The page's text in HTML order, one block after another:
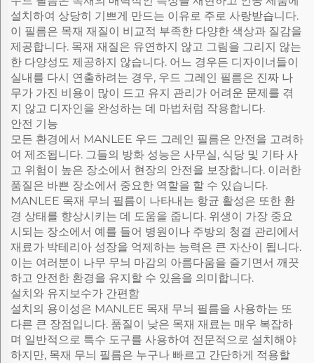
설치하여 상당히 기쁘게 만드는 이유로 주로 사랑받습니다.
이 필름은 목재 재질이 비교적 부족한 다양한 색상과 질감을
제공합니다. 목재 재질은 유연하지 않고 그림을 그리지 않는
한 다양성도 제공하지 않습니다. 어느 경우든 디자이너들이
실내를 다시 연출하려는 경우, 우드 그레인 필름은 진짜 나
무가 가진 비용이 많이 드고 유지 관리가 어려운 문제를 겪
지 않고 디자인을 완성하는 데 마법처럼 작용합니다.
안전 기능
모든 환경에서 MANLEE 우드 그레인 필름은 안전을 고려하
여 제조됩니다. 그들의 방화 성능은 사무실, 식당 및 기타 사
고 위험이 높은 장소에서 현장의 안전을 보장합니다. 이러한
품질은 바쁜 장소에서 중요한 역할을 할 수 있습니다.
MANLEE 목재 무늬 필름이 나타내는 항균 활성은 또한 환
경 상태를 향상시키는 데 도움을 줍니다. 위생이 가장 중요
시되는 장소에서 예를 들어 병원이나 주방의 청결 관리에서
재료가 박테리아 성장을 억제하는 능력은 큰 자산이 됩니다.
이는 여러분이 나무 무늬 마감의 아름다움을 즐기면서 깨끗
하고 안전한 환경을 유지할 수 있음을 의미합니다.
설치와 유지보수가 간편함
설치의 용이성은 MANLEE 목재 무늬 필름을 사용하는 또
다른 큰 장점입니다. 품질이 낮은 목재 재료는 매우 복잡하
며 일반적으로 특수 도구를 사용하여 전문적으로 설치해야
하지만, 목재 무늬 필름은 누구나 빠르고 간단하게 적용할